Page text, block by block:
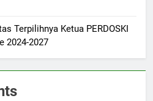
Terpilihnya Ketua PERDOSKI
2024-2027